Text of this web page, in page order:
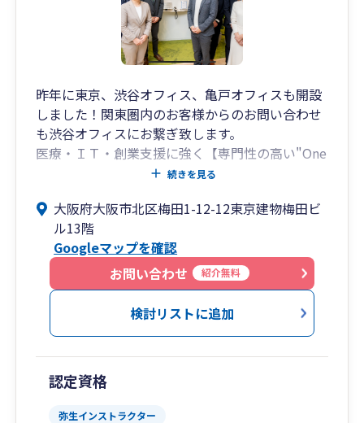
相続・事業承継の専門チームとの連携による出口
➥将来の株価対策や世代交代、相続に向けた設計
出口戦略から次世代への承継までを見据えた支
援体制を構築しています。
■このような方におすすめです
・中小企業の経営者様で、決算書を“融資に強
い”状態にしたい
・創業間もない、または成長段階の法人で、会
計・税務の整備から始めたい
・将来的に事業承継や相続を見据えて、税務・財
務の準備を進めたい
・生きた事業計画とともに、圧倒的スピードで成
長したい
■【全国14拠点】※オンラインの場合は全国対応
東京都（池袋）／神奈川県（横浜）／山梨県（甲
昨年に東京、渋谷オフィス、亀戸オフィスも開設
しました！関東圏内のお客様からのお問い合わせ
も渋谷オフィスにお繋ぎ致します。
医療・ＩＴ・創業支援に強く【専門性の高い"One
Stop Service"が特徴】グロースリンク税理士法人
梅田オフィスはアットホームな雰囲気です！！
続きを見る
大阪府大阪市北区梅田1-12-12東京建物梅田ビ
ル13階
Googleマップを確認
お問い合わせ
紹介無料
検討リストに追加
認定資格
弥生インストラクター